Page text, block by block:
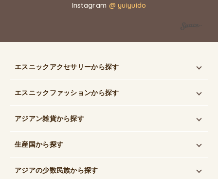
Instagram @ yuiyuido
エスニックアクセサリーから探す
エスニックファッションから探す
アジアン雑貨から探す
生産国から探す
アジアの少数民族から探す